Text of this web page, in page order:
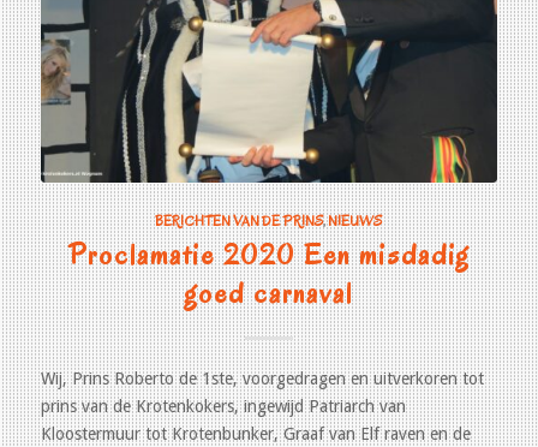
BERICHTEN VAN DE PRINS,NIEUWS
Proclamatie 2020 Een misdadig
goed carnaval
Wij, Prins Roberto de 1ste, voorgedragen en uitverkoren tot
prins van de Krotenkokers, ingewijd Patriarch van
Kloostermuur tot Krotenbunker, Graaf van Elf raven en de